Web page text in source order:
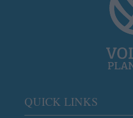
QUICK LINKS